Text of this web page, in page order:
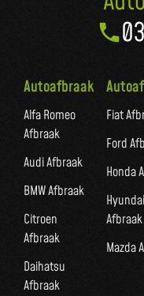
Autoafbraak
Alfa Romeo
Afbraak
Audi Afbraak
BMW Afbraak
Citroen
Afbraak
Daihatsu
Afbraak
Fiat
Ford
Honda
Hyundai
Afbraak
Mazda